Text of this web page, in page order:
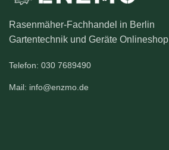
Rasenmäher-Fachhandel in Berlin
Gartentechnik und Geräte Onlineshop
Telefon: 030 7689490
Mail: info@enzmo.de